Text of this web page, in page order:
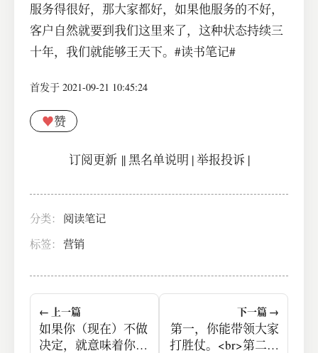
服务得很好，那大家都好，如果他服务的不好，
客户自然就要到我们这里来了，这种状态持续三
十年，我们就能够王天下。#读书笔记#
首发于 2021-09-21 10:45:24
♥赞
订阅更新||黑名单说明 |举报投诉 |
分类：
阅读笔记
标签： 营销
← 上一篇
如果你（现在）不做
决定，就意味着你已
下一篇 →
第一，你能带领大家
打胜仗。<br>第二，